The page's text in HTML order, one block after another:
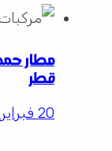
مطار
قطر
20 فبراير، 2025